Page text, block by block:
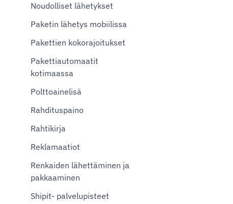
Noudolliset lähetykset
Paketin lähetys mobiilissa
Pakettien kokorajoitukset
Pakettiautomaatit
kotimaassa
Polttoainelisä
Rahdituspaino
Rahtikirja
Reklamaatiot
Renkaiden lähettäminen ja
pakkaaminen
Shipit- palvelupisteet